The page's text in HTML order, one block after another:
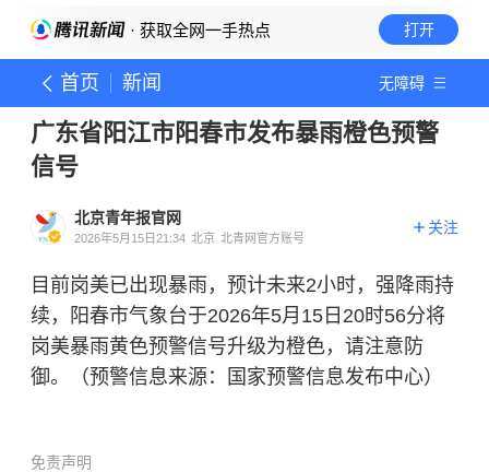
· 获取全网一手热点 打开
首页 新闻 无障碍
广东省阳江市阳春市发布暴雨橙色预警
信号
北京青年报官网
2026年5月15日21:34 北京 北青网官方账号
关注
目前岗美已出现暴雨，预计未来2小时，强降雨持
续，阳春市气象台于2026年5月15日20时56分将
岗美暴雨黄色预警信号升级为橙色，请注意防
御。（预警信息来源：国家预警信息发布中心）
免责声明